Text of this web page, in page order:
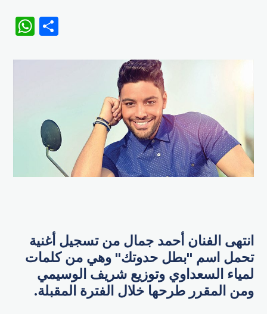
WhatsApp
انتهى الفنان أحمد جمال من تسجيل أغنية
تحمل اسم "بطل حدوتك" وهي من كلمات
لمياء السعداوي وتوزيع شريف الوسيمي
ومن المقرر طرحها خلال الفترة المقبلة.